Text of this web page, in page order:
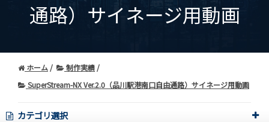
通路）サイネージ用動画
ホーム
制作実績
SuperStream-NX Ver.2.0（品川駅港南口自由通路）サイネージ用動画
カテゴリ選択